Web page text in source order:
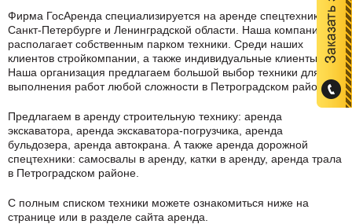
Фирма ГосАренда специализируется на аренде спецтехники в
Санкт-Петербурге и Ленинградской области. Наша компания
располагает собственным парком техники. Среди наших
клиентов стройкомпании, а также индивидуальные клиенты.
Наша организация предлагаем большой выбор техники для
выполнения работ любой сложности в Петроградском районе.
Предлагаем в аренду строительную технику: аренда
экскаватора, аренда экскаватора-погрузчика, аренда
бульдозера, аренда автокрана. А также аренда дорожной
спецтехники: самосвалы в аренду, катки в аренду, аренда трала
в Петроградском районе.
C полным списком техники можете ознакомиться ниже на
странице или в разделе сайта аренда.